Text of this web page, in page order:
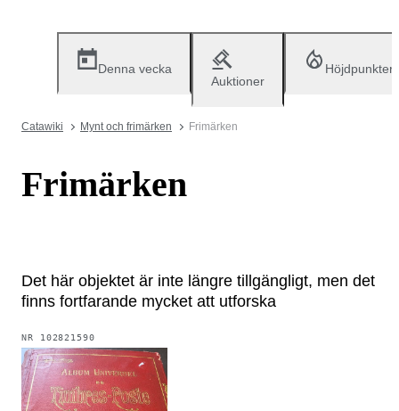
Denna vecka
Auktioner
Höjdpunkter
Catawiki Mynt och frimärken Frimärken
Frimärken
Det här objektet är inte längre tillgängligt, men det
finns fortfarande mycket att utforska
NR 102821590